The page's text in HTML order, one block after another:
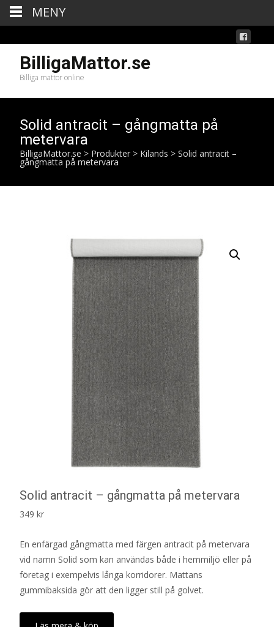
BilligaMattor.se
Billiga mattor online
Solid antracit – gångmatta på
metervara
BilligaMattor.se > Produkter > Kilands > Solid antracit –
gångmatta på metervara
Solid antracit – gångmatta på metervara
349 kr
En enfärgad gångmatta med färgen antracit på metervara
vid namn Solid som kan användas både i hemmiljö eller på
företag i exempelvis långa korridorer. Mattans
gummibaksida gör att den ligger still på golvet.
MENY